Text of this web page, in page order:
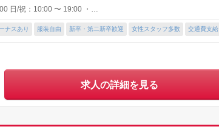
日/祝：10:00 〜 19:00 ・…
ナスあり 服装自由 新卒・第二新卒歓迎 女性スタッフ多数 交通費支給
求人の詳細を見る